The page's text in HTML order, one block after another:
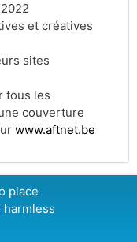
et créatives
sites
tous les
couverture
www.aftnet.be
place
harmless